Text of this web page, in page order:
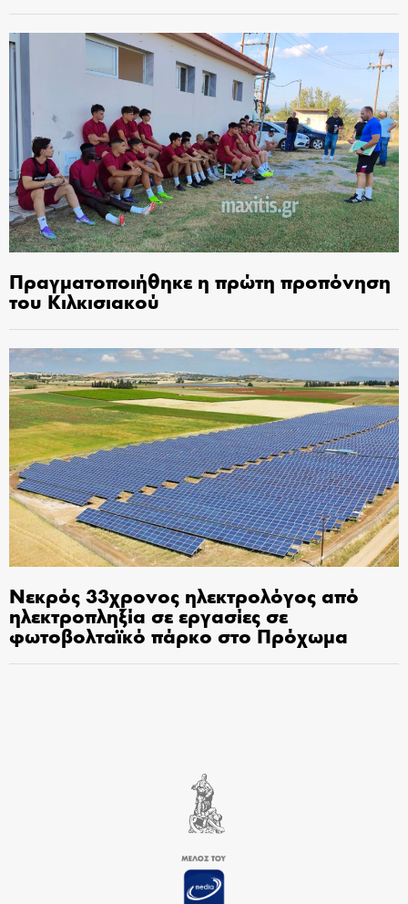
Πραγματοποιήθηκε η πρώτη προπόνηση
του Κιλκισιακού
Νεκρός 33χρονος ηλεκτρολόγος από
ηλεκτροπληξία σε εργασίες σε
φωτοβολταϊκό πάρκο στο Πρόχωμα